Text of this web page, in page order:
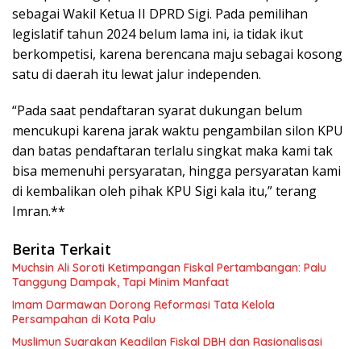
sebagai Wakil Ketua II DPRD Sigi. Pada pemilihan
legislatif tahun 2024 belum lama ini, ia tidak ikut
berkompetisi, karena berencana maju sebagai kosong
satu di daerah itu lewat jalur independen.
“Pada saat pendaftaran syarat dukungan belum
mencukupi karena jarak waktu pengambilan silon KPU
dan batas pendaftaran terlalu singkat maka kami tak
bisa memenuhi persyaratan, hingga persyaratan kami
di kembalikan oleh pihak KPU Sigi kala itu,” terang
Imran.**
Berita Terkait
Muchsin Ali Soroti Ketimpangan Fiskal Pertambangan: Palu
Tanggung Dampak, Tapi Minim Manfaat
Imam Darmawan Dorong Reformasi Tata Kelola
Persampahan di Kota Palu
Muslimun Suarakan Keadilan Fiskal DBH dan Rasionalisasi